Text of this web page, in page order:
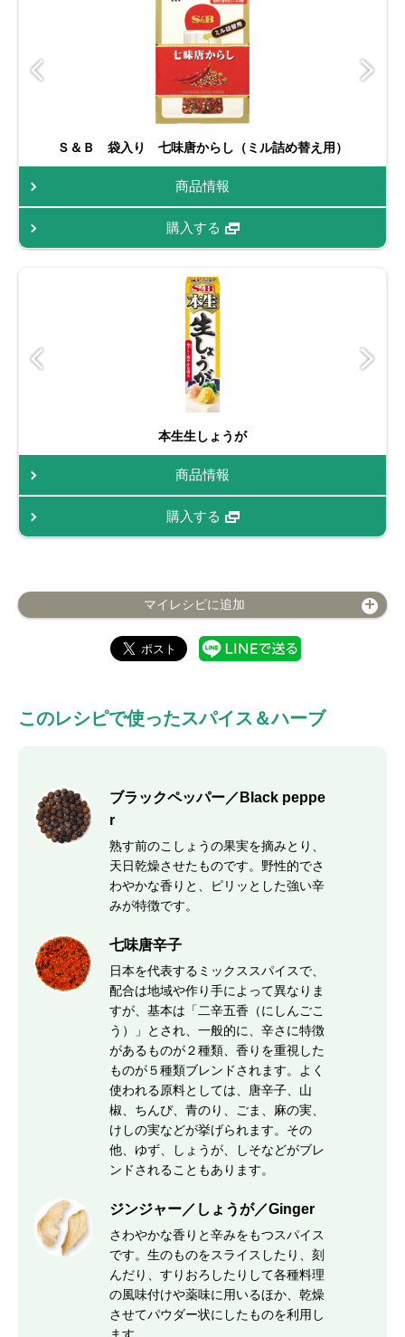
Ｓ＆Ｂ 袋入り 七味唐からし（ミル詰め替え用）
商品情報
購入する
本生生しょうが
商品情報
購入する
マイレシピに追加
このレシピで使ったスパイス＆ハーブ
ブラックペッパー／Black peppe
r
熟す前のこしょうの果実を摘みとり、
天日乾燥させたものです。野性的でさ
わやかな香りと、ピリッとした強い辛
みが特徴です。
七味唐辛子
日本を代表するミックススパイスで、
配合は地域や作り手によって異なりま
すが、基本は「二辛五香（にしんごこ
う）」とされ、一般的に、辛さに特徴
があるものが２種類、香りを重視した
ものが５種類ブレンドされます。よく
使われる原料としては、唐辛子、山
椒、ちんぴ、青のり、ごま、麻の実、
けしの実などが挙げられます。その
他、ゆず、しょうが、しそなどがブレ
ンドされることもあります。
ジンジャー／しょうが／Ginger
さわやかな香りと辛みをもつスパイス
です。生のものをスライスしたり、刻
んだり、すりおろしたりして各種料理
の風味付けや薬味に用いるほか、乾燥
させてパウダー状にしたものを利用し